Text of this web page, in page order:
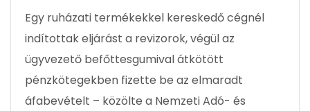
Egy ruházati termékekkel kereskedő cégnél
indítottak eljárást a revizorok, végül az
ügyvezető befőttesgumival átkötött
pénzkötegekben fizette be az elmaradt
áfabevételt – közölte a Nemzeti Adó- és